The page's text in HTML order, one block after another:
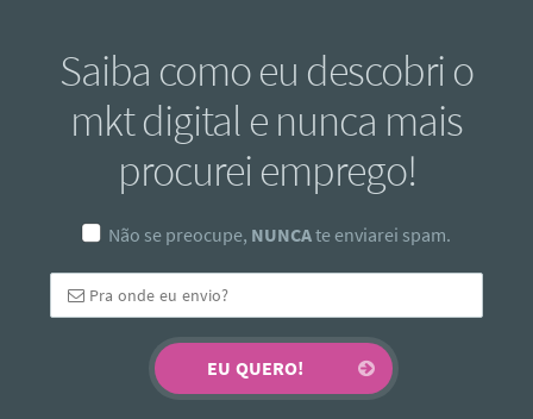
Saiba como eu descobri o
mkt digital e nunca mais
procurei emprego!
Não se preocupe, NUNCAte enviarei spam.